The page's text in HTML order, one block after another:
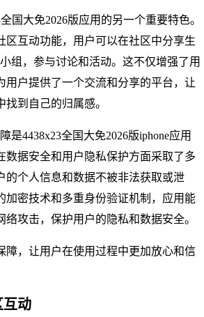
国大免2026版应用的另一个重要特色。
区互动功能，用户可以在社区中分享生
组，参与讨论和活动。这不仅增强了用
用户提供了一个交流和分享的平台，让
到自己的归属感。
是4438x23全国大免2026版iphone应用
数据安全和用户隐私保护方面采取了多
的个人信息和数据不被非法获取或泄
加密技术和多重身份验证机制，应用能
络攻击，保护用户的隐私和数据安全。
障，让用户在使用过程中更加放心和信
互动